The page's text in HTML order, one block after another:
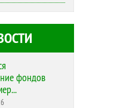
фондов